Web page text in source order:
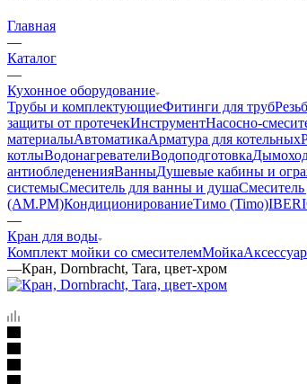
Главная
—
Каталог
—
Кухонное оборудование
Трубы и комплектующиеФитинги для труб
защиты от протечекИнструментНасосно-
материалыАвтоматикаАрматура для котельных
котлыВодонагревателиВодоподготовка
антиобледененияВанныДушевые кабины и
системыСмеситель для ванны и душа
(AM.PM)КондиционированиеТимо (Timo)
—
Кран для воды
Комплект мойки со смесителемМойка
—Кран, Dornbracht, Tara, цвет-хром